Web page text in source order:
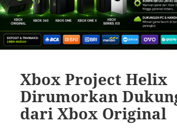
Xbox Project Helix
Dirumorkan
dari Xbox Original